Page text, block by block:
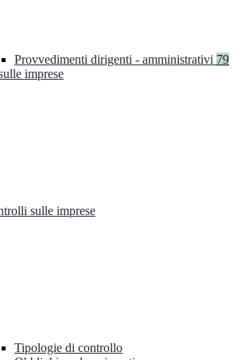
Provvedimenti dirigenti - amministrativi 79
imprese
sulle imprese
Tipologie di controllo